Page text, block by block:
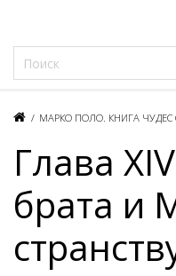
/ МАРКО ПОЛО. КНИГА ЧУДЕС
Глава
брата и